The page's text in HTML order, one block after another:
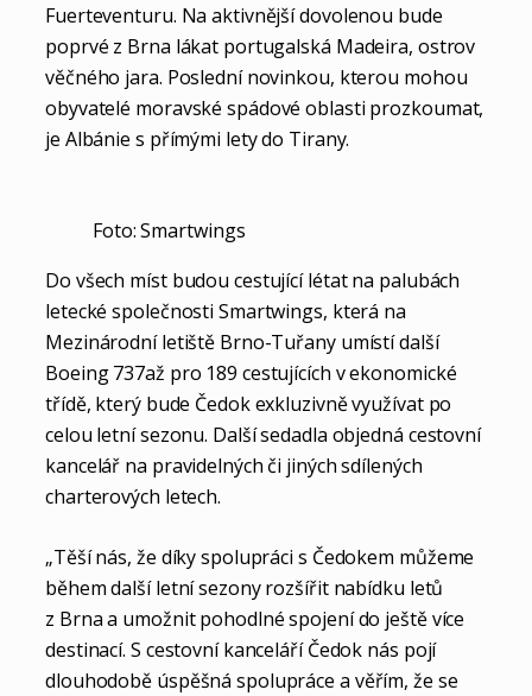
Fuerteventuru. Na aktivnější dovolenou bude
poprvé z Brna lákat portugalská Madeira, ostrov
věčného jara. Poslední novinkou, kterou mohou
obyvatelé moravské spádové oblasti prozkoumat,
je Albánie s přímými lety do Tirany.
Foto: Smartwings
Do všech míst budou cestující létat na palubách
letecké společnosti Smartwings, která na
Mezinárodní letiště Brno-Tuřany umístí další
Boeing 737až pro 189 cestujících v ekonomické
třídě, který bude Čedok exkluzivně využívat po
celou letní sezonu. Další sedadla objedná cestovní
kancelář na pravidelných či jiných sdílených
charterových letech.
„Těší nás, že díky spolupráci s Čedokem můžeme
během další letní sezony rozšířit nabídku letů
z Brna a umožnit pohodlné spojení do ještě více
destinací. S cestovní kanceláří Čedok nás pojí
dlouhodobě úspěšná spolupráce a věřím, že se